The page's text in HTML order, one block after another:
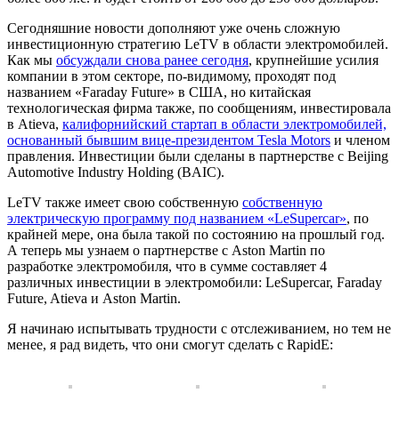
Сегодняшние новости дополняют уже очень сложную
инвестиционную стратегию LeTV в области электромобилей.
Как мы обсуждали снова ранее сегодня, крупнейшие усилия
компании в этом секторе, по-видимому, проходят под
названием «Faraday Future» в США, но китайская
технологическая фирма также, по сообщениям, инвестировала
в Atieva, калифорнийский стартап в области электромобилей,
основанный бывшим вице-президентом Tesla Motors и членом
правления. Инвестиции были сделаны в партнерстве с Beijing
Automotive Industry Holding (BAIC).
LeTV также имеет свою собственную собственную
электрическую программу под названием «LeSupercar», по
крайней мере, она была такой по состоянию на прошлый год.
А теперь мы узнаем о партнерстве с Aston Martin по
разработке электромобиля, что в сумме составляет 4
различных инвестиции в электромобили: LeSupercar, Faraday
Future, Atieva и Aston Martin.
Я начинаю испытывать трудности с отслеживанием, но тем не
менее, я рад видеть, что они смогут сделать с RapidE: